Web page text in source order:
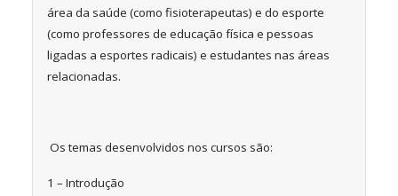
área da saúde (como fisioterapeutas) e do esporte
(como professores de educação física e pessoas
ligadas a esportes radicais) e estudantes nas áreas
relacionadas.
Os temas desenvolvidos nos cursos são:
1 – Introdução